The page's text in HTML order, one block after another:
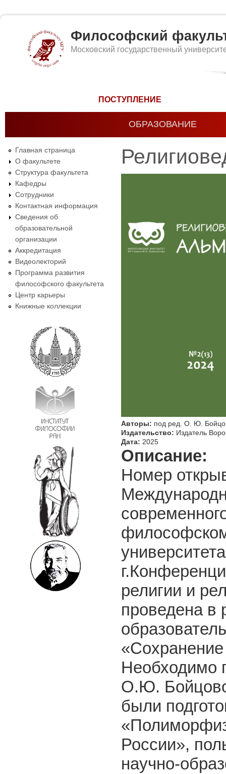
Философский
Московский государственный
ПОСТУПЛЕНИЕ
ОБРАЗОВАНИЕ
Главная страница
О факультете
Структура факультета
Кафедры
Сотрудники
Контактная информация
Сведения об
образовательной
организации
Аккредитация
Видеолекторий
Программа развития
философского факультета
Центр карьеры
Книжные коллекции
Авторы: под ред. О. Ю.
Издательство: Издатель
Дата: 2025
Описание:
Номер
философском
религии и
проведена в
«Сохранение
Необходимо
О.Ю.
были
России»,
научно-